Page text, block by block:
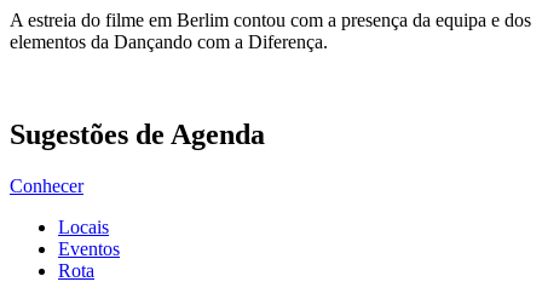
A estreia do filme em Berlim contou com a presença da equipa e dos
elementos da Dançando com a Diferença.
Sugestões de Agenda
Conhecer
Locais
Eventos
Rota